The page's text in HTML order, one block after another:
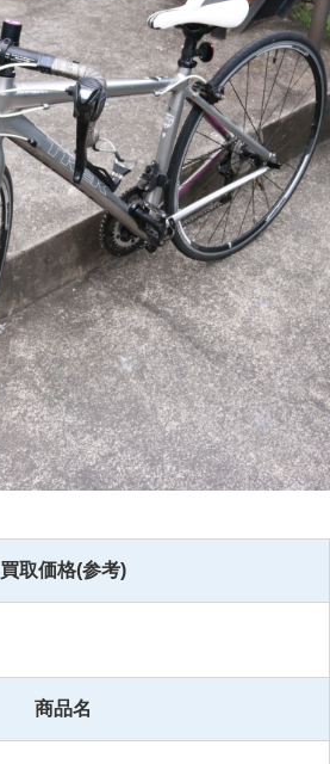
買取価格(参考)
商品名